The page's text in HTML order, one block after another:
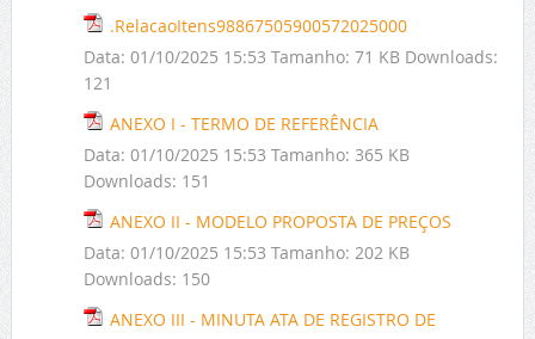
.RelacaoItens98867505900572025000
Data: 01/10/2025 15:53 Tamanho: 71 KB Downloads:
121
ANEXO I - TERMO DE REFERÊNCIA
Data: 01/10/2025 15:53 Tamanho: 365 KB
Downloads: 151
ANEXO II - MODELO PROPOSTA DE PREÇOS
Data: 01/10/2025 15:53 Tamanho: 202 KB
Downloads: 150
ANEXO III - MINUTA ATA DE REGISTRO DE